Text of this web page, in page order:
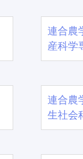
連合農
産科学
連合農
生社会